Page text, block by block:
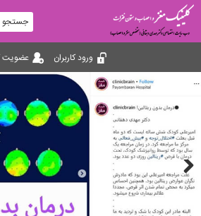
ورود کاربران عضویت
Next